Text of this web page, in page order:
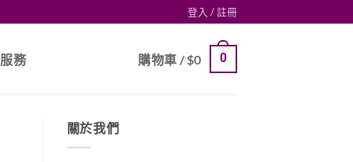
登入 / 註冊
務 購物車 /$0 0
關於我們